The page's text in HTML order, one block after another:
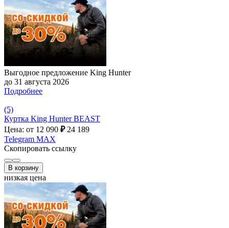
Выгодное предложение King Hunter
до 31 августа 2026
Подробнее
(5)
Куртка King Hunter BEAST
Цена: от 12 090 ₽ 24 189
Telegram MAX
Скопировать ссылку
В корзину
низкая цена